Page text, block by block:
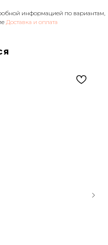
информацией по вариантам,
Доставка и оплата